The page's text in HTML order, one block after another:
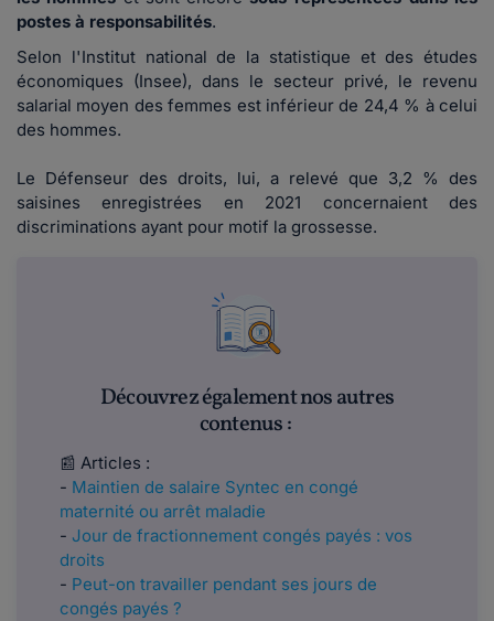
postes à responsabilités.
Selon l'Institut national de la statistique et des études
économiques (Insee), dans le secteur privé, le revenu
salarial moyen des femmes est inférieur de 24,4 % à celui
des hommes.
Le Défenseur des droits, lui, a relevé que 3,2 % des
saisines enregistrées en 2021 concernaient des
discriminations ayant pour motif la grossesse.
Découvrez également nos autres
contenus :
📰 Articles :
- Maintien de salaire Syntec en congé
maternité ou arrêt maladie
- Jour de fractionnement congés payés : vos
droits
- Peut-on travailler pendant ses jours de
congés payés ?